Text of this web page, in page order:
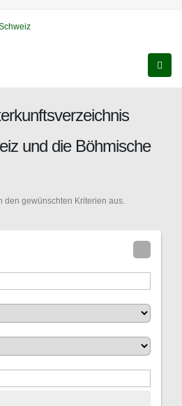
und die Böhmische
den gewünschten Kriterien aus.